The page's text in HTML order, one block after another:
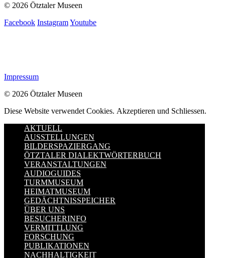
© 2026 Ötztaler Museen
Facebook InstagramYoutube
Impressum
© 2026 Ötztaler Museen
Diese Website verwendet Cookies. Akzeptieren und Schliessen.
AKTUELL
AUSSTELLUNGEN
BILDERSPAZIERGANG
ÖTZTALER DIALEKTWÖRTERBUCH
VERANSTALTUNGEN
AUDIOGUIDES
TURMMUSEUM
HEIMATMUSEUM
GEDÄCHTNISSPEICHER
ÜBER UNS
BESUCHERINFO
VERMITTLUNG
FORSCHUNG
PUBLIKATIONEN
NACHHALTIGKEIT